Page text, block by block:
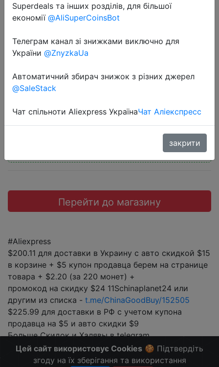
2022-11-11
Global version realme 9 pro 5G
Mobile phone 8GB RAM 128GB ROM
smartphone 6.6inch FHD+ Display
5G
Free
"11SFROXEN24"
Перейти до магазину
#Aliexpress
$200.11 для доставки в Украину с авто скидкой $15
в корзине + $5 купон продавца берем на странице
товара + $2.20 (за 220 монет) +
промокод на скидку $24 11Schinaplanet24 или
другим из списка - t.me/ChinaGoodBuy/152505
$225.99 для доставки в РФ с учетом купона
продавца на $5 и авто скидки $9
Больше Скидок и Халявы в telegram
t.me/%2B8jHVizJO6XY3M2Qy
Цей сайт використовує Cookies 🍪 Підтвердіть
згоду на їх зберігання та використання
Superdeals та інших розділів, для більшої
економії @AliSuperCoinsBot
Телеграм канал зі знижками виключно для
України @ZnyzkaUa
Автоматичний збирач знижок з різних джерел
@SaleStack
Чат спільноти Aliexpress УкраїнаЧат Аліекспресс
закрити